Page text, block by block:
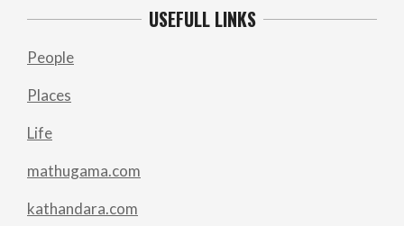
USEFULL LINKS
People
Places
Life
mathugama.com
kathandara.com